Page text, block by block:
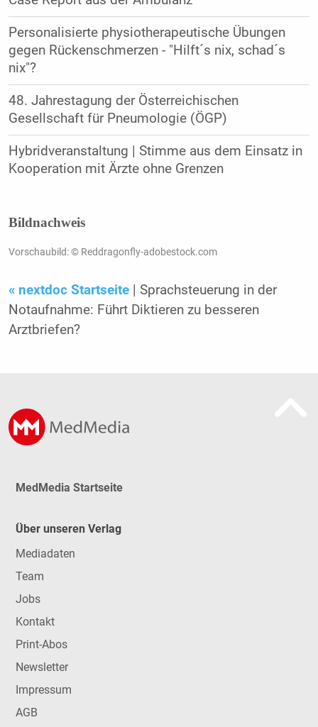
Personalisierte physiotherapeutische Übungen
gegen Rückenschmerzen - "Hilft´s nix, schad´s
nix"?
48. Jahrestagung der Österreichischen
Gesellschaft für Pneumologie (ÖGP)
Hybridveranstaltung | Stimme aus dem Einsatz in
Kooperation mit Ärzte ohne Grenzen
Bildnachweis
Vorschaubild: © Reddragonfly-adobestock.com
« nextdoc Startseite
| Sprachsteuerung in der
Notaufnahme: Führt Diktieren zu besseren
Arztbriefen?
MedMedia Startseite
Über unseren Verlag
Mediadaten
Team
Jobs
Kontakt
Print-Abos
Newsletter
Impressum
AGB